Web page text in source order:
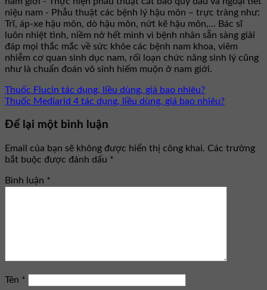
niệu nam - Phẫu thuật các bệnh lý hậu môn – trực tràng như:
Trĩ, áp-xe hậu môn, dò hậu môn, nứt kẽ hậu môn,... Bác sĩ
luôn nhiệt tình, niềm nở hết mình vì bệnh nhân sẵn sàng giải
đáp mọi thắc mắc về sức khỏe các bệnh nam khoa, viêm
nhiễm cơ quan sinh dục nam, rối loạn chức năng sinh lý cũng
như là chuẩn đoán vô sinh hiếm muộn ở nam giới.
Thuốc Flucin tác dụng, liều dùng, giá bao nhiêu?
Thuốc Mediarid 4 tác dụng, liều dùng, giá bao nhiêu?
Để lại một bình luận
Email của bạn sẽ không được hiển thị công khai. Các trường
bắt buộc được đánh dấu *
Bình luận *
Tên *